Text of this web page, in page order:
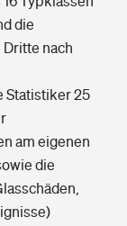
die
nach
Statistiker 25
am eigenen
die